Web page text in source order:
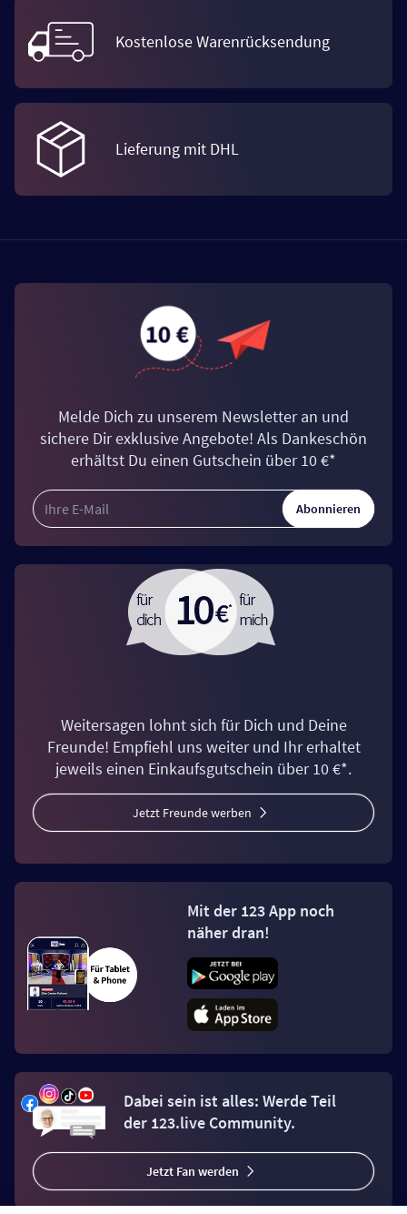
Kostenlose Warenrücksendung
Lieferung mit DHL
Melde Dich zu unserem Newsletter an und
sichere Dir exklusive Angebote! Als Dankeschön
erhältst Du einen Gutschein über 10 €*
Abonnieren
Weitersagen lohnt sich für Dich und Deine
Freunde! Empfiehl uns weiter und Ihr erhaltet
jeweils einen Einkaufsgutschein über 10 €*.
Jetzt Freunde werben
Mit der 123 App noch
näher dran!
Dabei sein ist alles: Werde Teil
der 123.live Community.
Jetzt Fan werden